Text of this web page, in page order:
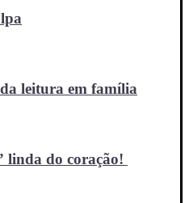
leitura em família
linda do coração!